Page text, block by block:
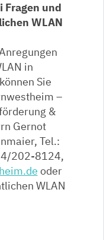
Fragen und
WLAN
in
Sie
–
&
Gernot
Tel.:
202-8124,
oder
WLAN